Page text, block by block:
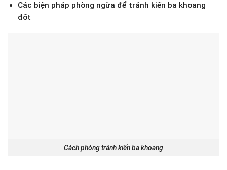
Các biện pháp phòng ngừa để tránh kiến ba khoang
đốt
Cách phòng tránh kiến ba khoang